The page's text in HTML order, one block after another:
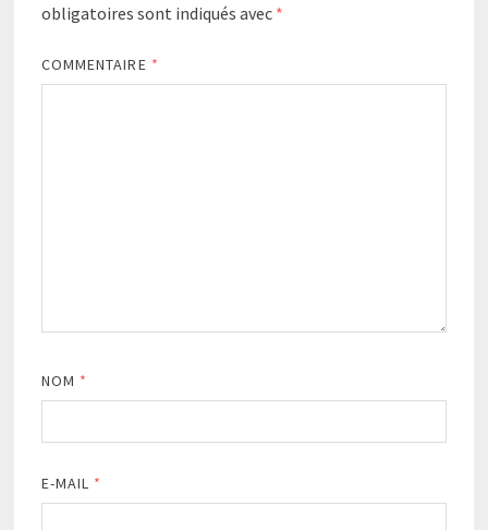
obligatoires sont indiqués avec *
COMMENTAIRE *
NOM *
E-MAIL *